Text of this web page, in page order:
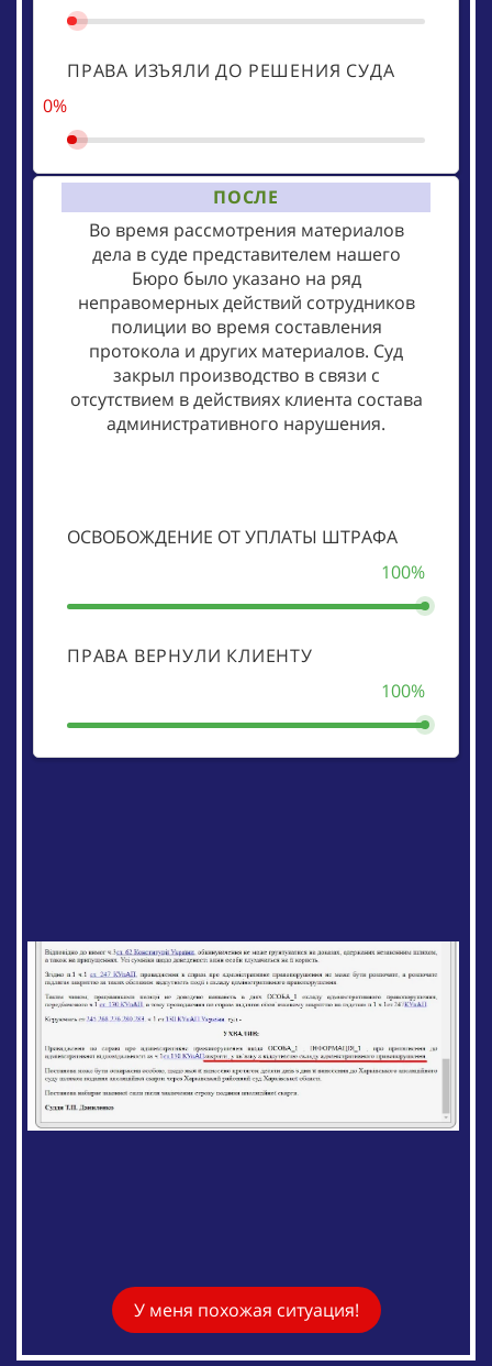
ПРАВА ИЗЪЯЛИ ДО РЕШЕНИЯ СУДА
0%
ПОСЛЕ
Во время рассмотрения материалов
дела в суде представителем нашего
Бюро было указано на ряд
неправомерных действий сотрудников
полиции во время составления
протокола и других материалов. Суд
закрыл производство в связи с
отсутствием в действиях клиента состава
административного нарушения.
ОСВОБОЖДЕНИЕ ОТ УПЛАТЫ ШТРАФА
100%
ПРАВА ВЕРНУЛИ КЛИЕНТУ
100%
У меня похожая ситуация!